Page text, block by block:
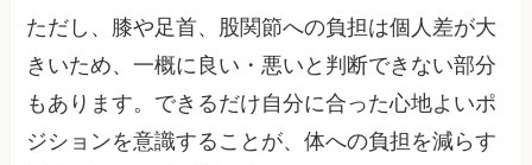
ただし、膝や足首、股関節への負担は個人差が大
きいため、一概に良い・悪いと判断できない部分
もあります。できるだけ自分に合った心地よいポ
ジションを意識することが、体への負担を減らす